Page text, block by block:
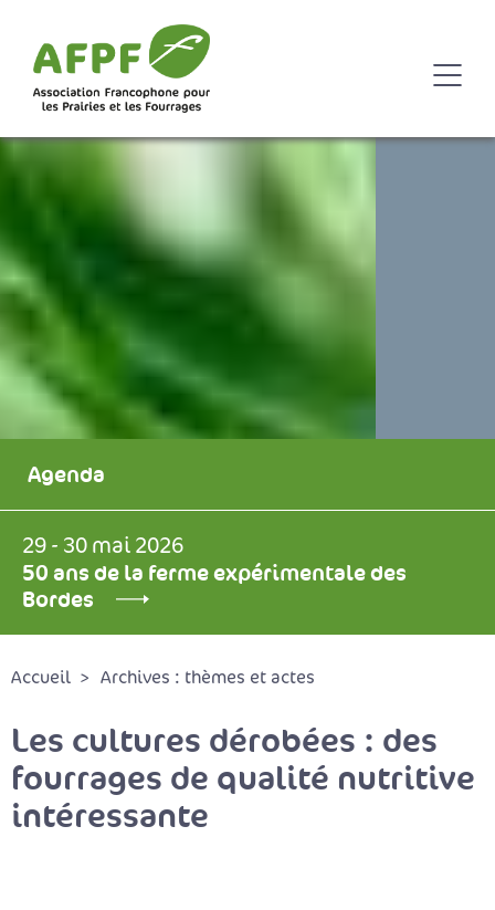
Agenda
29 - 30 mai 2026
50 ans de la ferme expérimentale des
Bordes
Accueil Archives : thèmes et actes
Les cultures dérobées : des
fourrages de qualité nutritive
intéressante